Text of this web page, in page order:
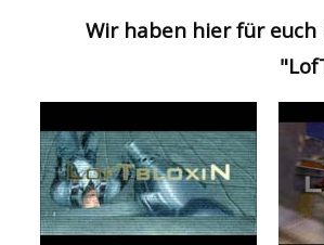
Wir haben hier für euch